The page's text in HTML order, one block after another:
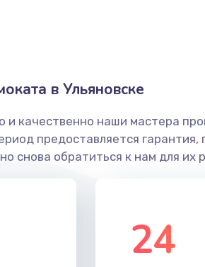
в Ульяновске
и качественно наши мастера
предоставляется
снова обратиться к нам для их
24